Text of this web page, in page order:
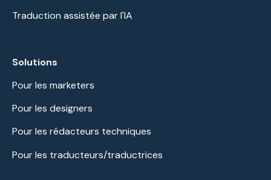
Traduction assistée par l'IA
Solutions
Pour les marketers
Pour les designers
Pour les rédacteurs techniques
Pour les traducteurs/traductrices